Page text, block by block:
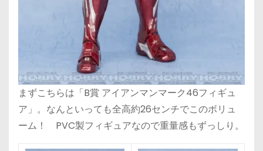
まずこちらは「B賞 アイアンマンマーク46フィギュ
ア」。なんといっても全高約26センチでこのボリュ
ーム！ PVC製フィギュアなので重量感もずっしり。